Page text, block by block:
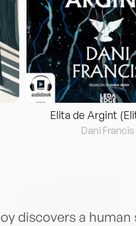
Elita de Argint
Dani Francis
discovers a human